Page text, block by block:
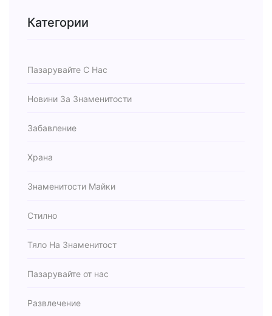
Категории
Пазарувайте С Нас
Новини За Знаменитости
Забавление
Храна
Знаменитости Майки
Стилно
Тяло На Знаменитост
Пазарувайте от нас
Развлечение